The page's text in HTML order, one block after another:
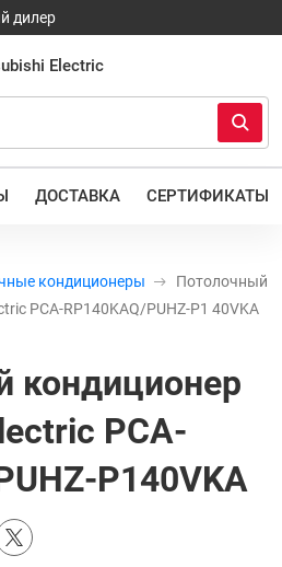
дилер
ДОСТАВКА СЕРТИФИКАТЫ
кондиционеры
Потолочный
PCA-RP140KAQ/PUHZ-P1 40VKA
кондиционер
PCA-
P140VKA